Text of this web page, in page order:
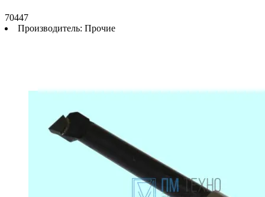
70447
Производитель: Прочие